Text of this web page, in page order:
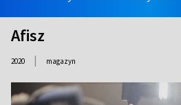
Afisz
2020 | magazyn